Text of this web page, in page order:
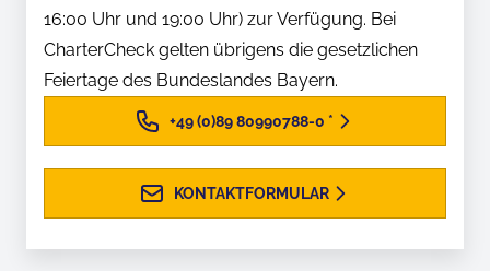
16:00 Uhr und 19:00 Uhr) zur Verfügung. Bei
CharterCheck gelten übrigens die gesetzlichen
Feiertage des Bundeslandes Bayern.
+49 (0)89 80990788-0 *
KONTAKTFORMULAR